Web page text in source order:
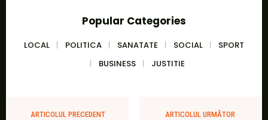
Popular Categories
LOCAL POLITICA SANATATE SOCIAL
SPORT
BUSINESS
JUSTITIE
ARTICOLUL PRECEDENT ARTICOLUL URMĂTOR